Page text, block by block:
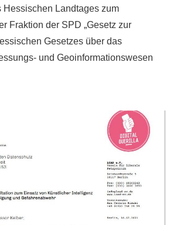
Hessischen Landtages zum
Fraktion der SPD „Gesetz zur
Gesetzes über das
und Geoinformationswesen